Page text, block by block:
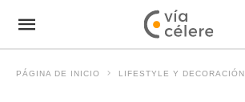
PÁGINA DE INICIO LIFESTYLE Y DECORACIÓN